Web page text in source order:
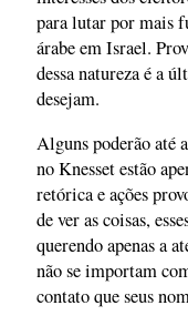
para lutar por mais
árabe em Israel.
dessa natureza é a
desejam.
Alguns poderão até
no Knesset estão
retórica e ações
de ver as coisas,
querendo apenas a
não se importam
contato que seus